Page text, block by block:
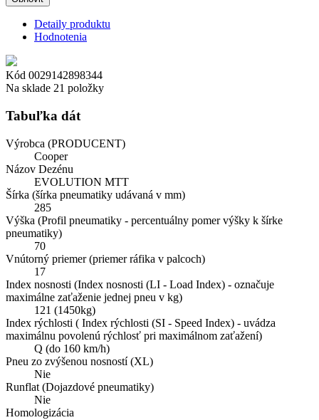
Detaily produktu
Hodnotenia
Kód 0029142898344
Na sklade 21 položky
Tabuľka dát
Výrobca (PRODUCENT)
Cooper
Názov Dezénu
EVOLUTION MTT
Šírka (šírka pneumatiky udávaná v mm)
285
Výška (Profil pneumatiky - percentuálny pomer výšky k šírke
pneumatiky)
70
Vnútorný priemer (priemer ráfika v palcoch)
17
Index nosnosti (Index nosnosti (LI - Load Index) - označuje
maximálne zaťaženie jednej pneu v kg)
121 (1450kg)
Index rýchlosti ( Index rýchlosti (SI - Speed Index) - uvádza
maximálnu povolenú rýchlosť pri maximálnom zaťažení)
Q (do 160 km/h)
Pneu zo zvýšenou nosností (XL)
Nie
Runflat (Dojazdové pneumatiky)
Nie
Homologizácia